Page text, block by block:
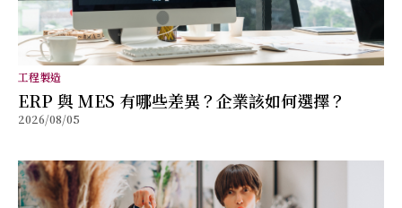
工程製造
ERP 與 MES 有哪些差異？企業該如何選擇？
2026/08/05